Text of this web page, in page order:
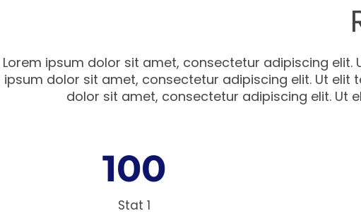
Lorem ipsum dolor sit amet, consectetur adipiscing
ipsum dolor sit amet, consectetur adipiscing elit. Ut elit
dolor sit amet, consectetur adipiscing elit. Ut
Stat 1
100